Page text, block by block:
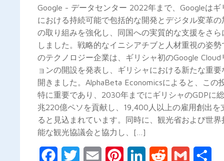
Google - データセンター 2022年まで、Googleはギ
における持続可能で包括的な開発とデジタル変革の
の取り組みを強化し、同国への実質的な支援をさら
しました。戦略的なイニシアチブと人材重視の姿勢
のテクノロジー企業は、ギリシャ初のGoogle Cloud
ョンの開設を発表し、ギリシャにおける新たな重要
開きました。AlphaBeta Economicsによると、この
特に重要であり、2030年までにギリシャのGDPに
兆220億ペソを貢献し、19,400人以上の雇用創出を
ると見込まれています。同時に、観光省および世界
能な観光協議会と協力し、[…]
FacebookTwitter Email PinterestLinkedIn Reddit Gmail